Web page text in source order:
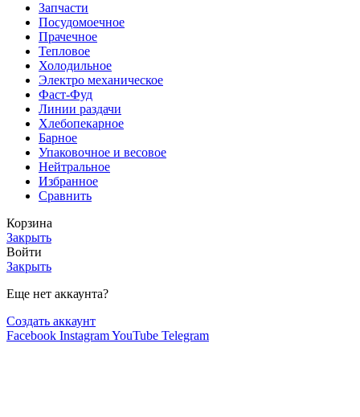
Запчасти
Посудомоечное
Прачечное
Тепловое
Холодильное
Электро механическое
Фаст-Фуд
Линии раздачи
Хлебопекарное
Барное
Упаковочное и весовое
Нейтральное
Избранное
Сравнить
Корзина
Закрыть
Войти
Закрыть
Еще нет аккаунта?
Создать аккаунт
Facebook InstagramYouTube Telegram